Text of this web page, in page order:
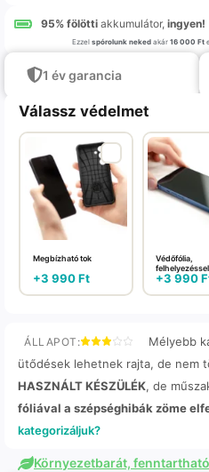
95% fölötti akkumulátor, ingyen!
Ezzel spórolunk nekedakár 16 000 Ft
1 év garancia
Válassz védelmet
Megbízható tok
+3 990Ft
Védőfólia,
felhelyezéssel
+3 990
ÁLLAPOT:
Mélyebb
ütődések lehetnek rajta, de nem
HASZNÁLT KÉSZÜLÉK, de
fóliával a szépséghibák zöme
kategorizáljuk?
Környezetbarát,